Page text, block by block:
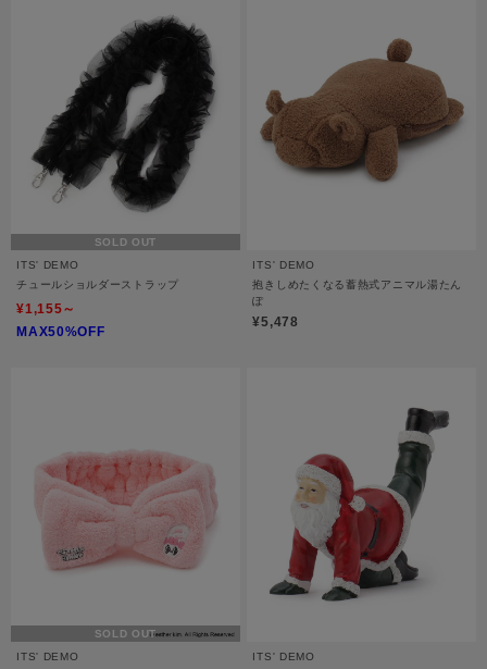
SOLD OUT
ITS' DEMO
チュールショルダーストラップ
¥1,155～
MAX50%OFF
ITS' DEMO
抱きしめたくなる蓄熱式アニマル湯たん
ぽ
¥5,478
SOLD OUT
ITS' DEMO
ITS' DEMO